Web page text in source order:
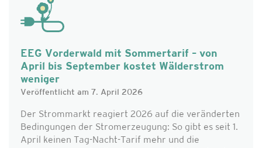
EEG Vorderwald mit Sommertarif – von
April bis September kostet Wälderstrom
weniger
Veröffentlicht am 7. April 2026
Der Strommarkt reagiert 2026 auf die veränderten
Bedingungen der Stromerzeugung: So gibt es seit 1.
April keinen Tag-Nacht-Tarif mehr und die